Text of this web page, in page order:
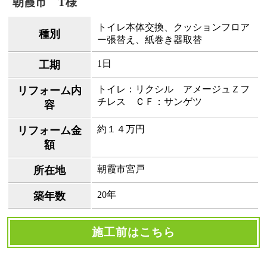
種別
トイレ本体交換、クッションフロア
ー張替え、紙巻き器取替
工期 1日
リフォーム内
容
トイレ：リクシル アメージュＺフ
チレス ＣＦ：サンゲツ
リフォーム金
額
約１４万円
所在地 朝霞市宮戸
築年数 20年
施工前はこちら